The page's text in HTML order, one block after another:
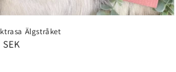
Älgstråket